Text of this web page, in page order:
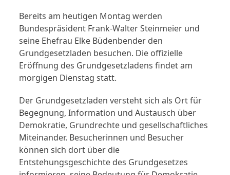
Bereits am heutigen Montag werden
Bundespräsident Frank-Walter Steinmeier und
seine Ehefrau Elke Büdenbender den
Grundgesetzladen besuchen. Die offizielle
Eröffnung des Grundgesetzladens findet am
morgigen Dienstag statt.
Der Grundgesetzladen versteht sich als Ort für
Begegnung, Information und Austausch über
Demokratie, Grundrechte und gesellschaftliches
Miteinander. Besucherinnen und Besucher
können sich dort über die
Entstehungsgeschichte des Grundgesetzes